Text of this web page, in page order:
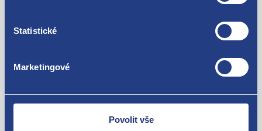
Statistické
Marketingové
Povolit vše
Citroen C4 Picasso / G.Picasso 2006 - 2015 1.6 HDi
Nejste spokojeni? Vyřešíme to!
Zboží můžete vrátit do 60 dnů od